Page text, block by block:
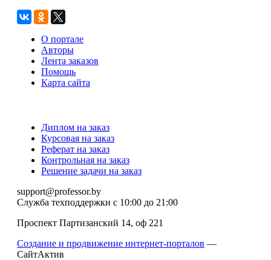
О портале
Авторы
Лента заказов
Помощь
Карта сайта
Диплом на заказ
Курсовая на заказ
Реферат на заказ
Контрольная на заказ
Решение задачи на заказ
support@professor.by
Служба техподдержки с 10:00 до 21:00
Проспект Партизанский 14, оф 221
Создание и продвижение интернет-порталов —
СайтАктив